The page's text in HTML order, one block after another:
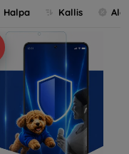
Halpa Kallis